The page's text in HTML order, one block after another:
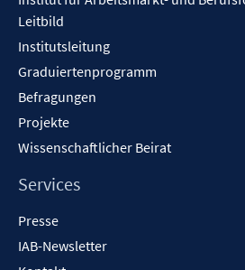
Leitbild
Institutsleitung
Graduiertenprogramm
Befragungen
Projekte
Wissenschaftlicher Beirat
Services
Presse
IAB-Newsletter